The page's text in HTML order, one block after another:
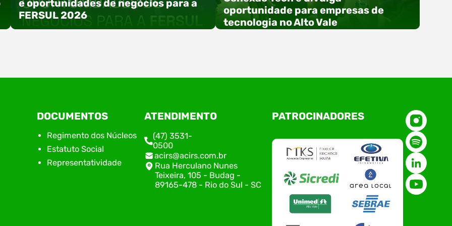
e oportunidades de negócios para a
FERSUL 2026
A 15ª FERSUL – Feira Multissetorial do Alto Vale
do Itajaí acontece nos dias 12, 13 e 14 de agosto
de 2026, no Centro de Eventos Hermann
Purnhagen, e contará com uma programação
especial voltada à tecnologia, inovação e
empreendedorismo. Durante os três dias de
feira, o Espaço Tech será um dos palcos
oportunidade para empresas de
tecnologia no Alto Vale
O Polo ACATE-ACIRS, por meio do NIAVI – Núcleo
de Tecnologia da Informação do Alto Vale do
Conexão Tech NIAVI, reunindo empresas de
tecnologia da região para uma noite de
networking, conteúdo estratégico e
apresentação de novas iniciativas para o setor.
O encontro aconteceu em Rio…
DOCUMENTOS
Regimento dos Núcleos
Estatuto Social
Representatividade
ATENDIMENTO
(47) 3531-
0500
acirs@acirs.com.br
Rua Herculano Nunes
Teixeira, 105 - Budag -
89165-478 - Rio do Sul - SC
PATROCINADORES